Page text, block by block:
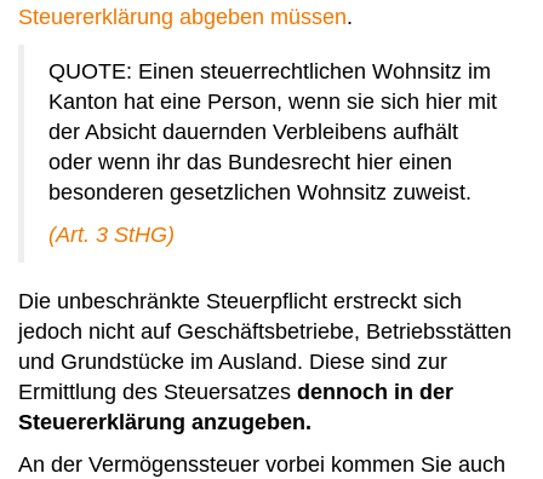
Steuererklärung abgeben müssen.
QUOTE: Einen steuerrechtlichen Wohnsitz im
Kanton hat eine Person, wenn sie sich hier mit
der Absicht dauernden Verbleibens aufhält
oder wenn ihr das Bundesrecht hier einen
besonderen gesetzlichen Wohnsitz zuweist.
(Art. 3 StHG)
Die unbeschränkte Steuerpflicht erstreckt sich
jedoch nicht auf Geschäftsbetriebe, Betriebsstätten
und Grundstücke im Ausland. Diese sind zur
Ermittlung des Steuersatzes dennoch in der
Steuererklärung anzugeben.
An der Vermögenssteuer vorbei kommen Sie auch